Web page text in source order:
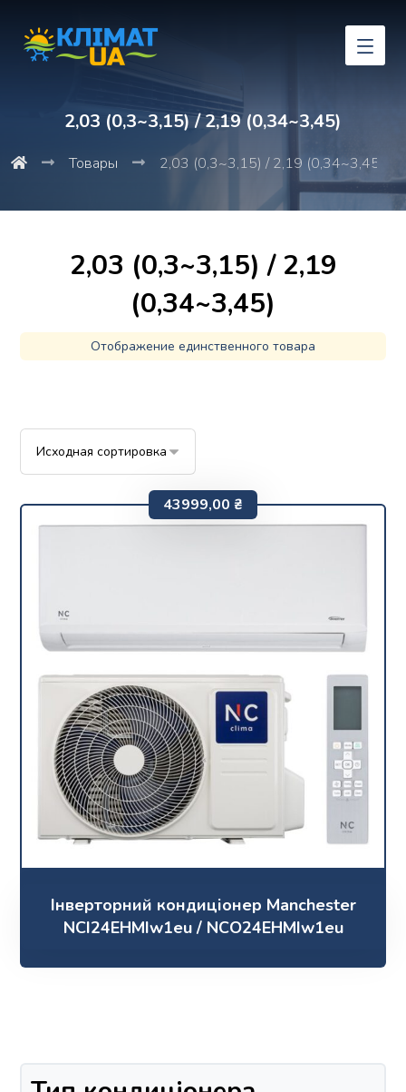
2,03 (0,3~3,15) / 2,19 (0,34~3,45)
Товары 2,03 (0,3~3,15) / 2,19 (0,34~3,45)
2,03 (0,3~3,15) / 2,19
(0,34~3,45)
Отображение единственного товара
Інверторний кондиціонер Manchester
NCI24EHMIw1eu / NCO24EHMIw1eu
43999,00 ₴